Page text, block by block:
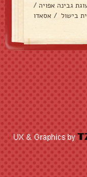
גבינה אפויה /
בישול / אסאדו